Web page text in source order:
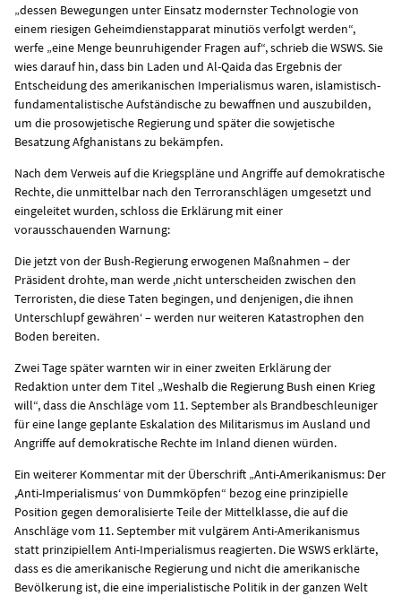
„dessen Bewegungen unter Einsatz modernster Technologie von
einem riesigen Geheimdienstapparat minutiös verfolgt werden“,
werfe „eine Menge beunruhigender Fragen auf“, schrieb die WSWS. Sie
wies darauf hin, dass bin Laden und Al-Qaida das Ergebnis der
Entscheidung des amerikanischen Imperialismus waren, islamistisch-
fundamentalistische Aufständische zu bewaffnen und auszubilden,
um die prosowjetische Regierung und später die sowjetische
Besatzung Afghanistans zu bekämpfen.
Nach dem Verweis auf die Kriegspläne und Angriffe auf demokratische
Rechte, die unmittelbar nach den Terroranschlägen umgesetzt und
eingeleitet wurden, schloss die Erklärung mit einer
vorausschauenden Warnung:
Die jetzt von der Bush-Regierung erwogenen Maßnahmen – der
Präsident drohte, man werde ,nicht unterscheiden zwischen den
Terroristen, die diese Taten begingen, und denjenigen, die ihnen
Unterschlupf gewähren‘ – werden nur weiteren Katastrophen den
Boden bereiten.
Zwei Tage später warnten wir in einer zweiten Erklärung der
Redaktion unter dem Titel „Weshalb die Regierung Bush einen Krieg
will“, dass die Anschläge vom 11. September als Brandbeschleuniger
für eine lange geplante Eskalation des Militarismus im Ausland und
Angriffe auf demokratische Rechte im Inland dienen würden.
Ein weiterer Kommentar mit der Überschrift „Anti-Amerikanismus: Der
,Anti-Imperialismus‘ von Dummköpfen“ bezog eine prinzipielle
Position gegen demoralisierte Teile der Mittelklasse, die auf die
Anschläge vom 11. September mit vulgärem Anti-Amerikanismus
statt prinzipiellem Anti-Imperialismus reagierten. Die WSWS erklärte,
dass es die amerikanische Regierung und nicht die amerikanische
Bevölkerung ist, die eine imperialistische Politik in der ganzen Welt